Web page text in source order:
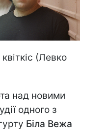
(Левко
над новими
одного з
Біла Вежа